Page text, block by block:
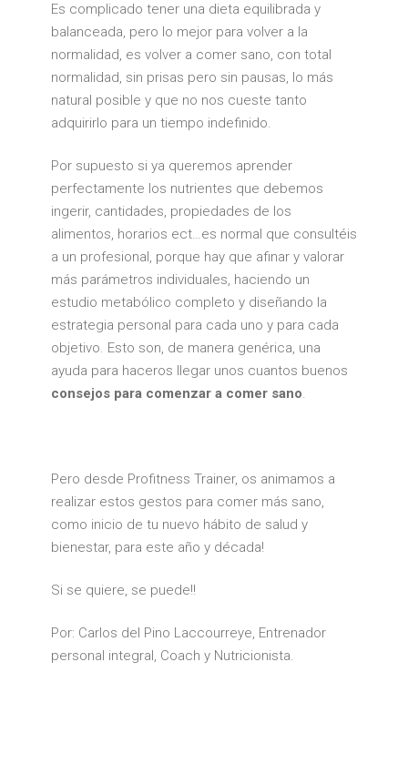
Es complicado tener una dieta equilibrada y
balanceada, pero lo mejor para volver a la
normalidad, es volver a comer sano, con total
normalidad, sin prisas pero sin pausas, lo más
natural posible y que no nos cueste tanto
adquirirlo para un tiempo indefinido.
Por supuesto si ya queremos aprender
perfectamente los nutrientes que debemos
ingerir, cantidades, propiedades de los
alimentos, horarios ect…es normal que consultéis
a un profesional, porque hay que afinar y valorar
más parámetros individuales, haciendo un
estudio metabólico completo y diseñando la
estrategia personal para cada uno y para cada
objetivo. Esto son, de manera genérica, una
ayuda para haceros llegar unos cuantos buenos
consejos para comenzar a comer sano.
Pero desde Profitness Trainer, os animamos a
realizar estos gestos para comer más sano,
como inicio de tu nuevo hábito de salud y
bienestar, para este año y década!
Si se quiere, se puede!!
Por: Carlos del Pino Laccourreye, Entrenador
personal integral, Coach y Nutricionista.